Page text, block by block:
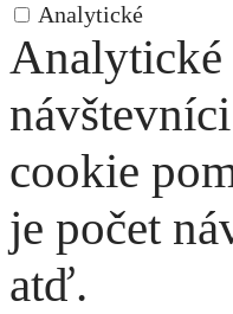
Analytické
Analytické
cookie
je počet
atď.